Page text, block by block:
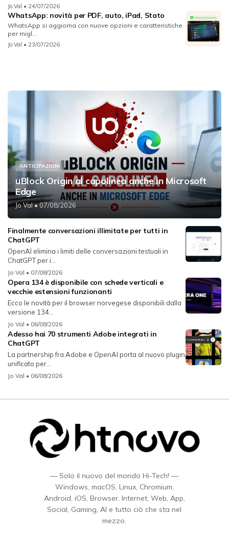
Jo Val • 24/07/2026
WhatsApp: novità per PDF, auto, iPad, Stato
WhatsApp si aggiorna con nuove opzioni e caratteristiche
per migl...
Jo Val • 23/07/2026
ANTICIPAZIONI
uBlock Origin al capolinea anche in Microsoft
Edge
Jo Val• 07/08/2026
Finalmente conversazioni illimitate per tutti in
ChatGPT
OpenAI elimina i limiti delle conversazioni testuali in
ChatGPT per i...
Jo Val • 07/08/2026
Opera 134 è disponibile con schede verticali e
vecchie estensioni funzionanti
Ecco le novità per il browser norvegese disponibili dalla
versione 134...
Jo Val • 06/08/2026
Adesso hai 70 strumenti Adobe integrati in
ChatGPT
La partnership fra Adobe e OpenAI porta al nuovo plugin
unificato per...
Jo Val • 06/08/2026
— Solo il nuovo del mondo Hi-Tech! —
Windows, macOS, Linux, Chromium,
Android, iOS, Browser, Internet, Web, App,
Social, Gaming, AI e tutto ciò che sta nel
mezzo.